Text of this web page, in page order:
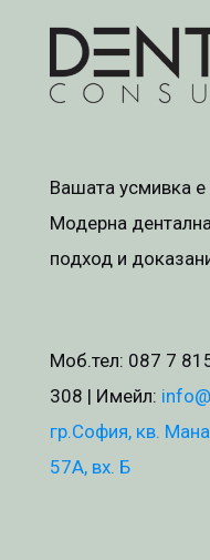
Вашата усмивка е
Модерна
подход и
Моб.тел: 087 7
308 | Имейл:
гр.София, кв.
57А, вх. Б